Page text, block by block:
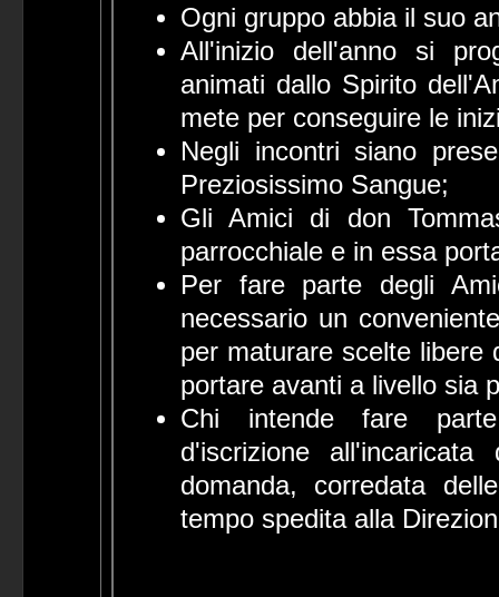
Ogni gruppo abbia il suo
All'inizio dell'anno si
animati dallo Spirito
mete per conseguire le
Negli incontri siano
Preziosissimo Sangue;
Gli Amici di don
parrocchiale e in essa
Per fare parte degli
necessario un
per maturare scelte libere
portare avanti a livello sia
Chi intende fare parte
d'iscrizione
domanda, corredata
tempo spedita alla